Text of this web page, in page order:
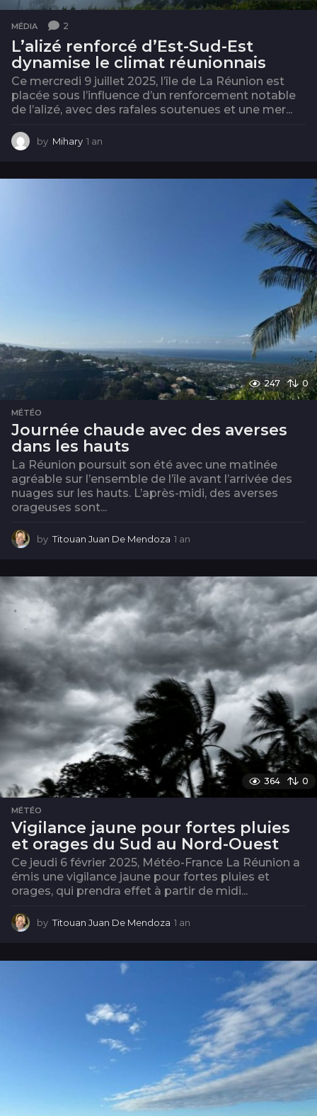
MÉDIA 2
L’alizé renforcé d’Est-Sud-Est
dynamise le climat réunionnais
Ce mercredi 9 juillet 2025, l’île de La Réunion est
placée sous l’influence d’un renforcement notable
de l’alizé, avec des rafales soutenues et une mer...
by Mihary 1 an
247 0
MÉTÉO
Journée chaude avec des averses
dans les hauts
La Réunion poursuit son été avec une matinée
agréable sur l’ensemble de l’île avant l’arrivée des
nuages sur les hauts. L’après-midi, des averses
orageuses sont...
by Titouan Juan De Mendoza 1 an
364 0
MÉTÉO
Vigilance jaune pour fortes pluies
et orages du Sud au Nord-Ouest
Ce jeudi 6 février 2025, Météo-France La Réunion a
émis une vigilance jaune pour fortes pluies et
orages, qui prendra effet à partir de midi...
by Titouan Juan De Mendoza 1 an